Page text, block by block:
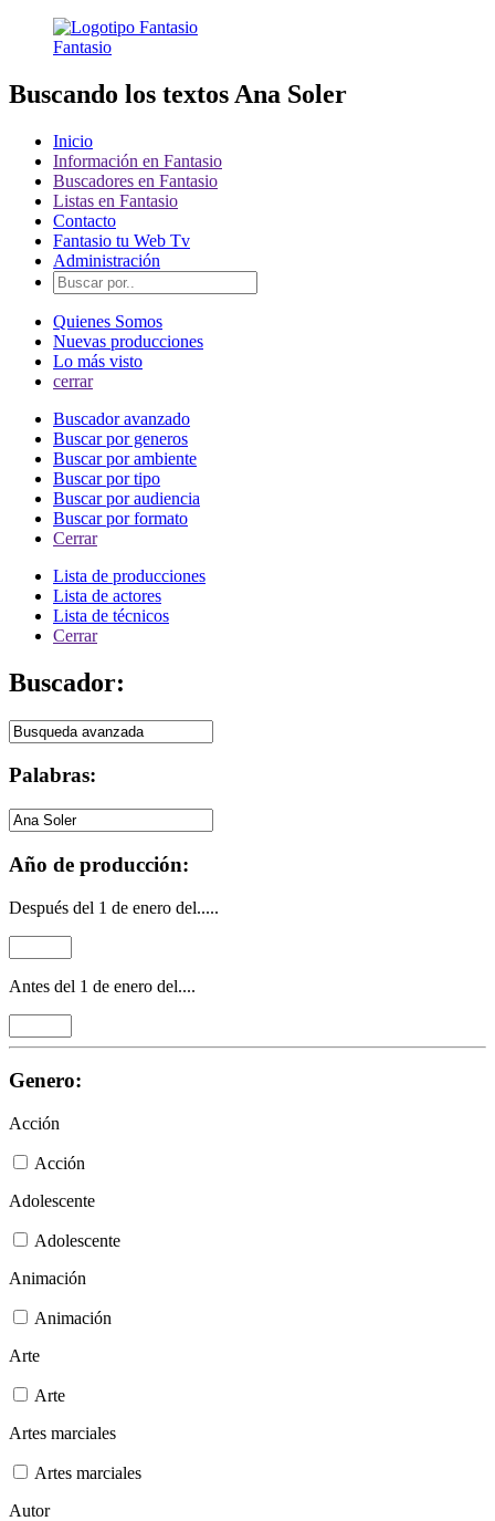
Fantasio
Buscando los textos Ana Soler
Inicio
Información en Fantasio
Buscadores en Fantasio
Listas en Fantasio
Contacto
Fantasio tu Web Tv
Administración
Quienes Somos
Nuevas producciones
Lo más visto
cerrar
Buscador avanzado
Buscar por generos
Buscar por ambiente
Buscar por tipo
Buscar por audiencia
Buscar por formato
Cerrar
Lista de producciones
Lista de actores
Lista de técnicos
Cerrar
Buscador:
Palabras:
Año de producción:
Después del 1 de enero del.....
Antes del 1 de enero del....
Genero:
Acción
Acción
Adolescente
Adolescente
Animación
Animación
Arte
Arte
Artes marciales
Artes marciales
Autor